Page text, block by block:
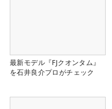
最新モデル『FJクオンタム』
を石井良介プロがチェック